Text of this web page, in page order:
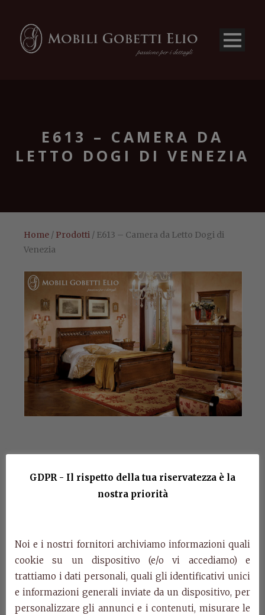
E613 – CAMERA DA
LETTO DOGI DI VENEZIA
Home / Prodotti / E613 – Camera da Letto Dogi di
Venezia
E613 – Camera da
Letto Dogi di Venezia
Comodino intarsiato con 3 cassetti
L. 66 P. 38 H. 70
E615
Letto matrimoniale con pannelli intarsiati
GDPR - Il rispetto della tua riservatezza è la
nostra priorità
Noi e i nostri fornitori archiviamo informazioni quali
cookie su un dispositivo (e/o vi accediamo) e
trattiamo i dati personali, quali gli identificativi unici
e informazioni generali inviate da un dispositivo, per
personalizzare gli annunci e i contenuti, misurare le